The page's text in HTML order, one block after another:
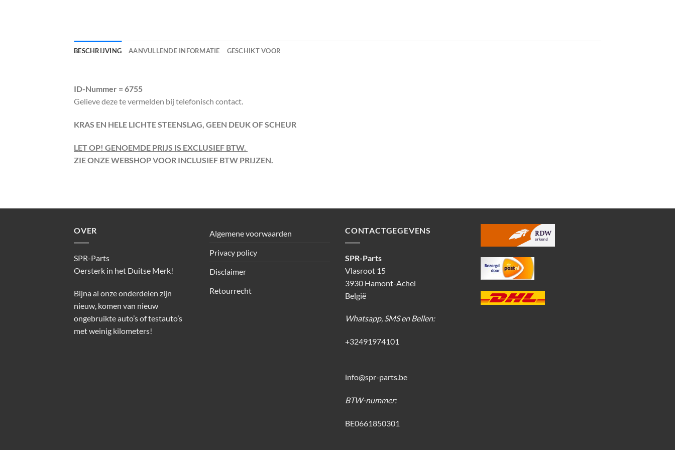
BESCHRIJVING AANVULLENDE INFORMATIE GESCHIKT VOOR
ID-Nummer = 6755
Gelieve deze te vermelden bij telefonisch contact.
KRAS EN HELE LICHTE STEENSLAG, GEEN DEUK OF SCHEUR
LET OP! GENOEMDE PRIJS IS EXCLUSIEF BTW.
ZIE ONZE WEBSHOP VOOR INCLUSIEF BTW PRIJZEN.
OVER
SPR-Parts
Oersterk in het Duitse Merk!
Bijna al onze onderdelen zijn
nieuw, komen van nieuw
ongebruikte auto’s of testauto’s
met weinig kilometers!
Algemene voorwaarden
Privacy policy
Disclaimer
Retourrecht
CONTACTGEGEVENS
SPR-Parts
Vlasroot 15
3930 Hamont-Achel
België
Whatsapp, SMS en Bellen:
+32491974101
info@spr-parts.be
BTW-nummer:
BE0661850301